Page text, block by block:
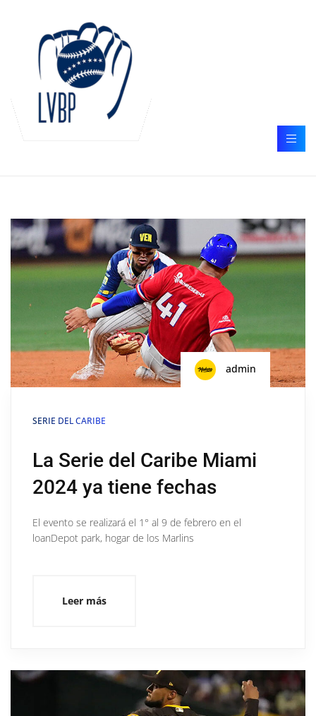
admin
SERIE DEL CARIBE
La Serie del Caribe Miami
2024 ya tiene fechas
El evento se realizará el 1° al 9 de febrero en el
loanDepot park, hogar de los Marlins
Leer más